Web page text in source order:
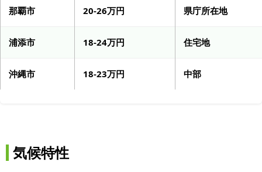
那覇市 20-26万円 県庁所在地
浦添市 18-24万円 住宅地
沖縄市 18-23万円 中部
気候特性